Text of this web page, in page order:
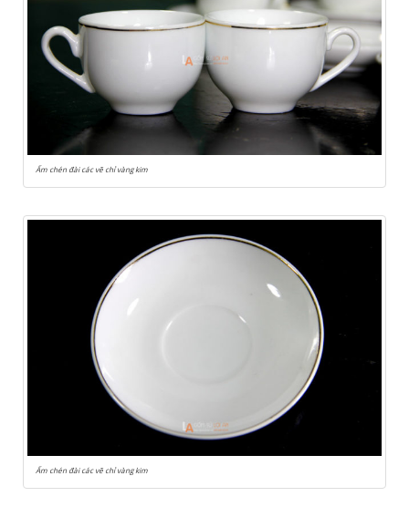
Ấm chén đài các vẽ chỉ vàng kim
Ấm chén đài các vẽ chỉ vàng kim